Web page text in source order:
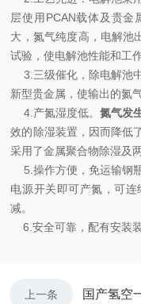
层使用PCAN载体及贵
大，氮气纯度高，电解池
试验，使电解池性能和工
3.三级催化，除电解池
新型贵金属，使输出的氮
4.产氮湿度低。 氮气发
效的除湿装置，因而降低
采用了金属聚合物除湿及
5.操作方便，免运输钢
电源开关即可产氮，可
减。
6.安全可靠，配有安装装
上一条